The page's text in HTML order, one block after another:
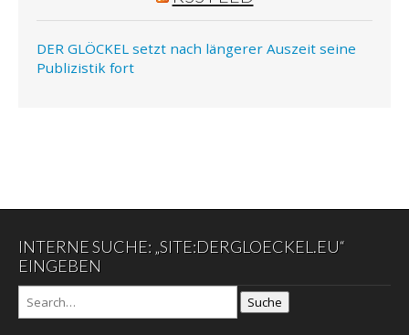
DER GLÖCKEL setzt nach längerer Auszeit seine
Publizistik fort
INTERNE SUCHE: „SITE:DERGLOECKEL.EU“
EINGEBEN
Suche